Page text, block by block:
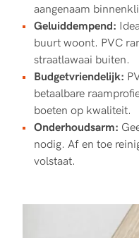
aangenaam
Geluiddempend:
buurt woont. PVC
straatlawaai buiten.
Budgetvriendelijk:
betaalbare
boeten op kwaliteit.
Onderhoudsarm:
nodig. Af en toe
volstaat.